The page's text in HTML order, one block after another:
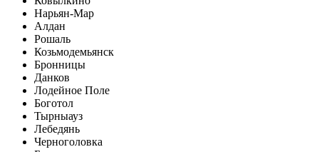
Нарьян-Мар
Алдан
Рошаль
Козьмодемьянск
Бронницы
Данков
Лодейное Поле
Боготол
Тырныауз
Лебедянь
Черноголовка